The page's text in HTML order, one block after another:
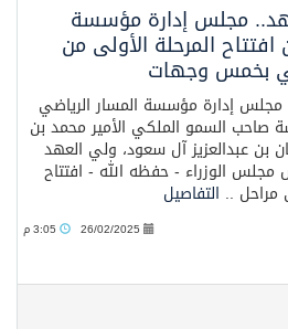
مجلس إدارة مؤسسة
افتتاح المرحلة الأولى من
بخمس وجهات
مجلس إدارة مؤسسة المسار الرياضي
صاحب السمو الملكي الأمير محمد بن
بن عبدالعزيز آل سعود، ولي العهد
مجلس الوزراء - حفظه الله - افتتاح
مراحل .. التفاصيل
26/02/2025